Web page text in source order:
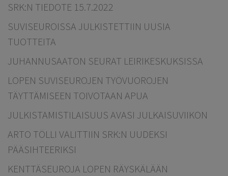
SRK:N TIEDOTE 15.7.2022
SUVISEUROISSA JULKISTETTIIN UUSIA
TUOTTEITA
JUHANNUSAATON SEURAT LEIRIKESKUKSISSA
LOPEN SUVISEUROJEN TYÖVUOROJEN
TÄYTTÄMISEEN TOIVOTAAN APUA
JULKISTAMISTILAISUUS AVASI JULKAISUVIIKON
ARTO TÖLLI VALITTIIN SRK:N UUDEKSI
PÄÄSIHTEERIKSI
KENTTÄSEUROJA LOPEN RÄYSKÄLÄÄN